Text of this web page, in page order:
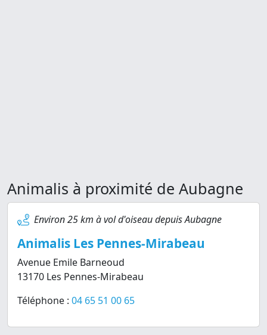
Animalis à proximité de Aubagne
Environ 25 km à vol d'oiseau depuis Aubagne
Animalis Les Pennes-Mirabeau
Avenue Emile Barneoud
13170 Les Pennes-Mirabeau
Téléphone : 04 65 51 00 65